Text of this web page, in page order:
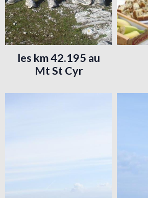
les km 42.195 au
Mt St Cyr